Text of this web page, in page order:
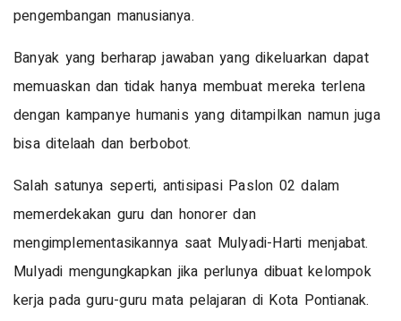
pengembangan manusianya.
Banyak yang berharap jawaban yang dikeluarkan dapat
memuaskan dan tidak hanya membuat mereka terlena
dengan kampanye humanis yang ditampilkan namun juga
bisa ditelaah dan berbobot.
Salah satunya seperti, antisipasi Paslon 02 dalam
memerdekakan guru dan honorer dan
mengimplementasikannya saat Mulyadi-Harti menjabat.
Mulyadi mengungkapkan jika perlunya dibuat kelompok
kerja pada guru-guru mata pelajaran di Kota Pontianak.